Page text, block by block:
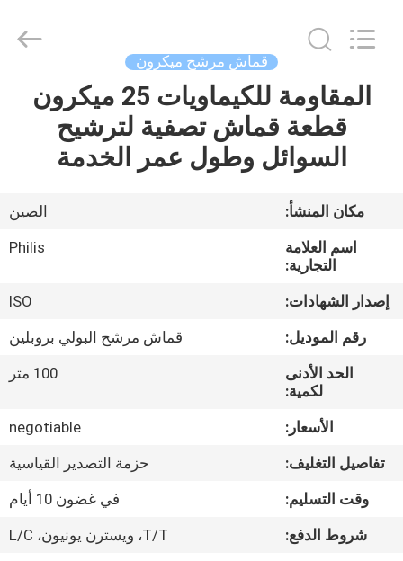
الصفحة
الرئيسية
معلومات
جولة
مراقبة
الجودة
اتصل
Technology
قماش مرشح ميكرون
المقاومة للكيماويات 25 ميكرون
قطعة قماش تصفية لترشيح
السوائل وطول عمر الخدمة
مكان المنشأ:
الصين
اسم العلامة
التجارية:
Philis
إصدار الشهادات:
ISO
رقم الموديل:
قماش مرشح البولي بروبلين
الحد الأدنى
لكمية:
100 متر
الأسعار:
negotiable
تفاصيل التغليف:
حزمة التصدير القياسية
وقت التسليم:
في غضون 10 أيام
شروط الدفع:
T/T، ويسترن يونيون، L/C